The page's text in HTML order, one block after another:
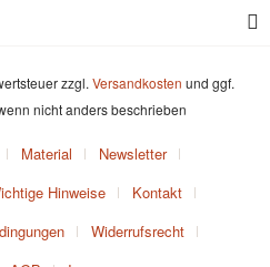
zzgl. Versandkosten und ggf.
nicht anders beschrieben
Material
Newsletter
Hinweise
Kontakt
Widerrufsrecht